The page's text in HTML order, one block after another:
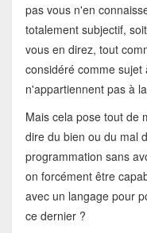
pas vous n'en
totalement subjectif,
vous en direz, tout
considéré comme
n'appartiennent pas à
Mais cela pose tout de
dire du bien ou du mal
programmation sans
on forcément être
avec un langage pour
ce dernier ?